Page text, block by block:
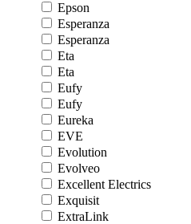
Epson
Esperanza
Esperanza
Eta
Eta
Eufy
Eufy
Eureka
EVE
Evolution
Evolveo
Excellent Electrics
Exquisit
ExtraLink